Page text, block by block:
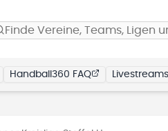
Finde Vereine, Teams, Ligen
Handball360 FAQ Livestreams